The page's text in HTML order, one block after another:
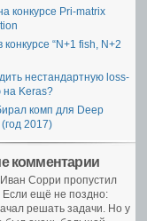
конкурсе Pri-matrix
конкурсе “N+1 fish, N+2
нестандартную loss-
Keras?
комп для Deep
2017)
комментарии
Сорри пропустил
Если ещё не поздно:
решать задачи. Но у